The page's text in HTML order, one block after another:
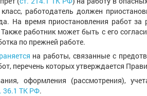
работодатель должен
На время приостановления работ за
работник может быть с его
по прежней работе.
на работы, связанные с
перечень которых утверждается
оформления (рассмотрения),
36.1 ТК РФ.